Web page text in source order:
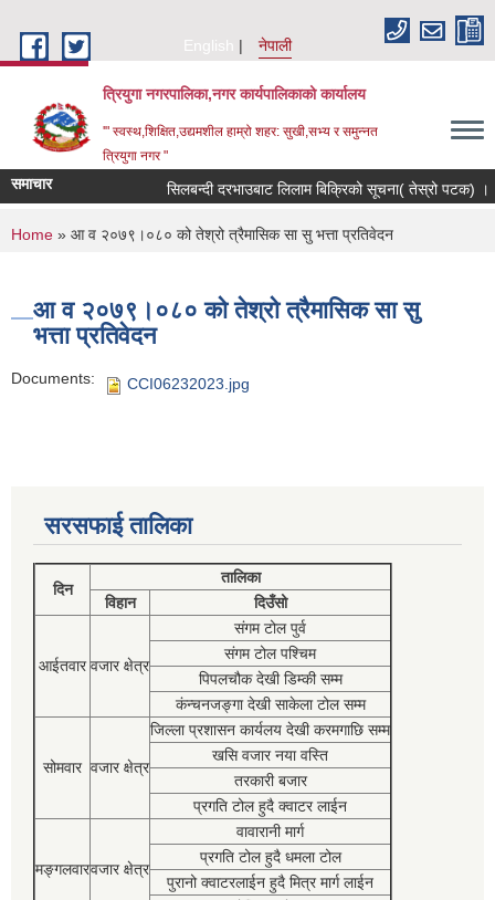
English
नेपाली
त्रियुगा नगरपालिका,नगर कार्यपालिकाको कार्यालय
'" स्वस्थ,शिक्षित,उद्यमशील हाम्रो शहर: सुखी,सभ्य र समुन्नत
त्रियुगा नगर "
समाचार सिलबन्दी दरभाउबाट लिलाम बिक्रिको सूचना( तेस्रो पटक) ।
You are here
Home » आ व २०७९।०८० को तेश्रो त्रैमासिक सा सु भत्ता प्रतिवेदन
आ व २०७९।०८० को तेश्रो त्रैमासिक सा सु
भत्ता प्रतिवेदन
Documents: CCI06232023.jpg
सरसफाई तालिका
दिन
तालिका
विहान
दिउँसो
आईतवार वजार क्षेत्र
संगम टोल पुर्व
संगम टोल पश्चिम
पिपलचौक देखी डिम्की सम्म
कंन्चनजङ्गा देखी साकेला टोल सम्म
सोमवार वजार क्षेत्र
जिल्ला प्रशासन कार्यलय देखी करमगाछि सम्म
खसि वजार नया वस्ति
तरकारी बजार
प्रगति टोल हुदै क्वाटर लाईन
मङ्गलवारवजार क्षेत्र
वावारानी मार्ग
प्रगति टोल हुदै धमला टोल
पुरानो क्वाटरलाईन हुदै मित्र मार्ग लाईन